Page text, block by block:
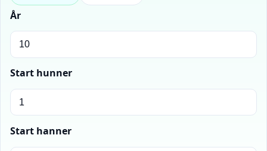
År
Start hunner
Start hanner